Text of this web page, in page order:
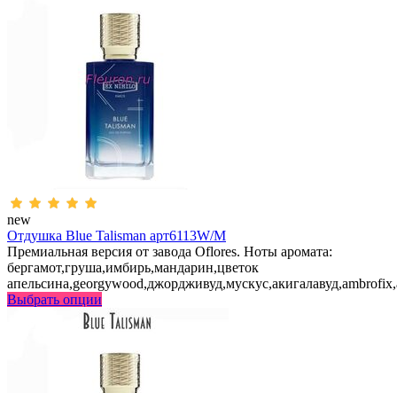
new
Отдушка Blue Talisman арт6113W/M
Премиальная версия от завода Oflores. Ноты аромата:
бергамот,груша,имбирь,мандарин,цветок
Выбрать опции